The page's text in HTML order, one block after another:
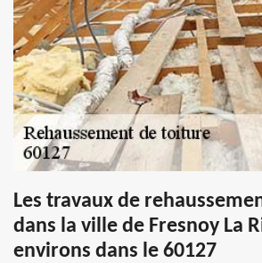
Les travaux de
dans la ville de Fresnoy La
environs dans le 60127